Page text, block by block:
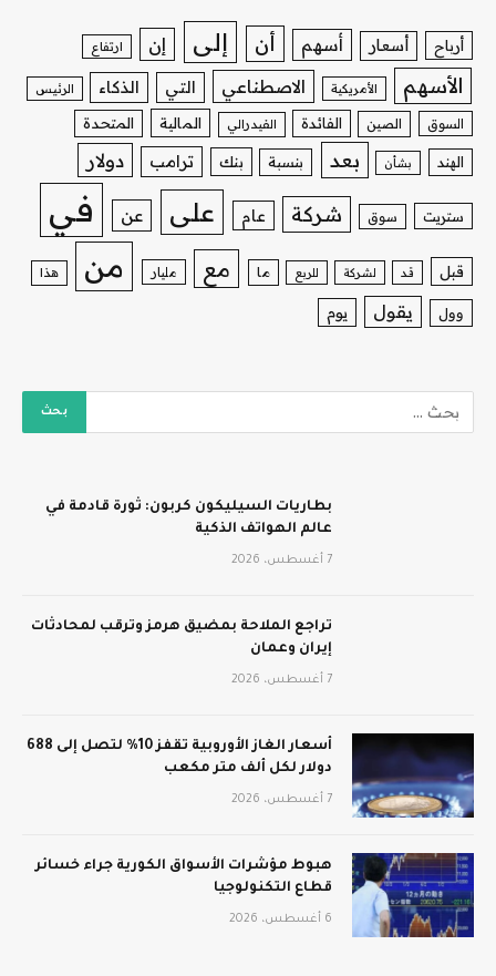
أرباح أسعار أسهم أن إلى إن ارتفاع
الأسهم الأمريكية الاصطناعي التي الذكاء الرئيس
السوق الصين الفائدة الفيدرالي المالية المتحدة
الهند بشأن بعد بنسبة بنك ترامب دولار
ستريت سوق شركة عام على عن في
قبل قد لشركة للربع ما مع مليار من هذا
وول يقول يوم
بطاريات السيليكون كربون: ثورة قادمة في
عالم الهواتف الذكية
7 أغسطس، 2026
تراجع الملاحة بمضيق هرمز وترقب لمحادثات
إيران وعمان
7 أغسطس، 2026
أسعار الغاز الأوروبية تقفز 10% لتصل إلى 688
دولار لكل ألف متر مكعب
7 أغسطس، 2026
هبوط مؤشرات الأسواق الكورية جراء خسائر
قطاع التكنولوجيا
6 أغسطس، 2026